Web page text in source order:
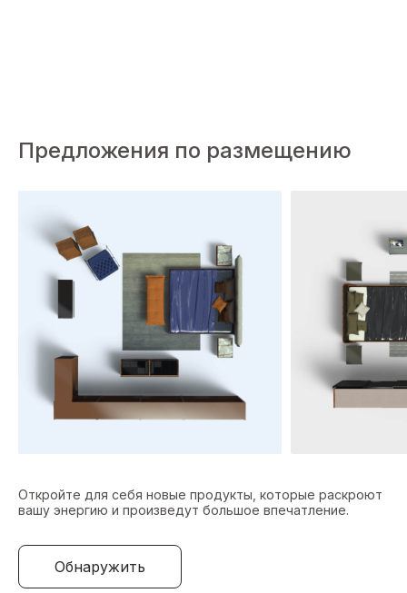
Предложения по размещению
Откройте для себя новые продукты, которые раскроют
вашу энергию и произведут большое впечатление.
Обнаружить